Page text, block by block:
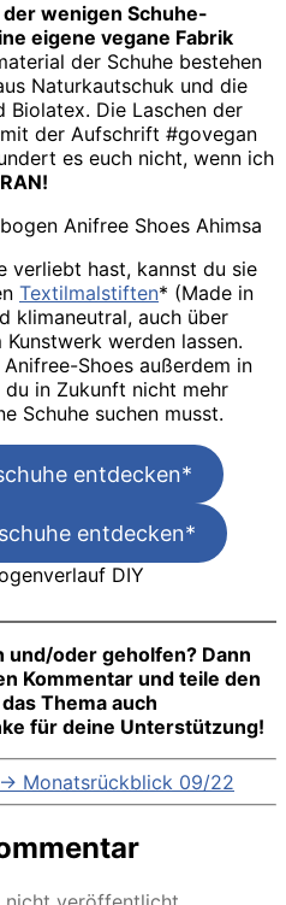
wenigen Schuhe-
eigene vegane Fabrik
der Schuhe bestehen
Naturkautschuk und die
Biolatex. Die Laschen der
der Aufschrift #govegan
es euch nicht, wenn ich
verliebt hast, kannst du sie
Textilmalstiften* (Made in
klimaneutral, auch über
werden lassen.
Shoes außerdem in
in Zukunft nicht mehr
Schuhe suchen musst.
entdecken*
entdecken*
oder geholfen? Dann
Kommentar und teile den
Thema auch
für deine Unterstützung!
→ Monatsrückblick 09/22